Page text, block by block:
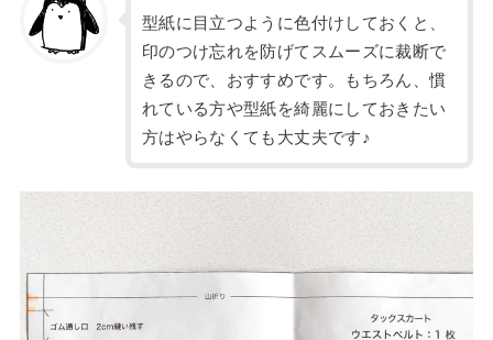
型紙に目立つように色付けしておくと、
印のつけ忘れを防げてスムーズに裁断で
きるので、おすすめです。もちろん、慣
れている方や型紙を綺麗にしておきたい
方はやらなくても大丈夫です♪